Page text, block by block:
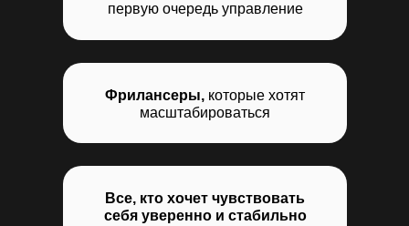
первую очередь управление
Фрилансеры, которые хотят
масштабироваться
Все, кто хочет чувствовать
себя уверенно и стабильно